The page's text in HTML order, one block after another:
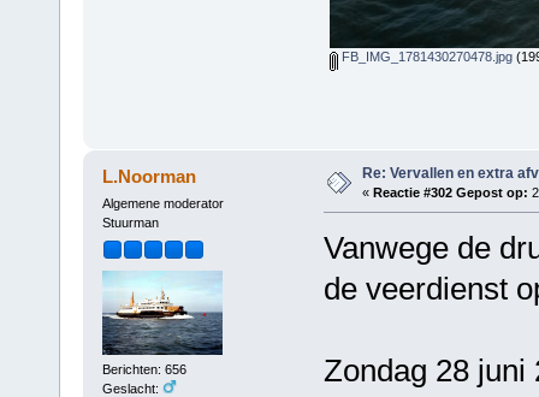
FB_IMG_1781430270478.jpg
L.Noorman
Algemene moderator
Stuurman
Berichten: 656
Geslacht:
Re: Vervallen en extra
« Reactie #302 Gepost op:
Vanwege de
de veerdienst
Zondag 28 juni